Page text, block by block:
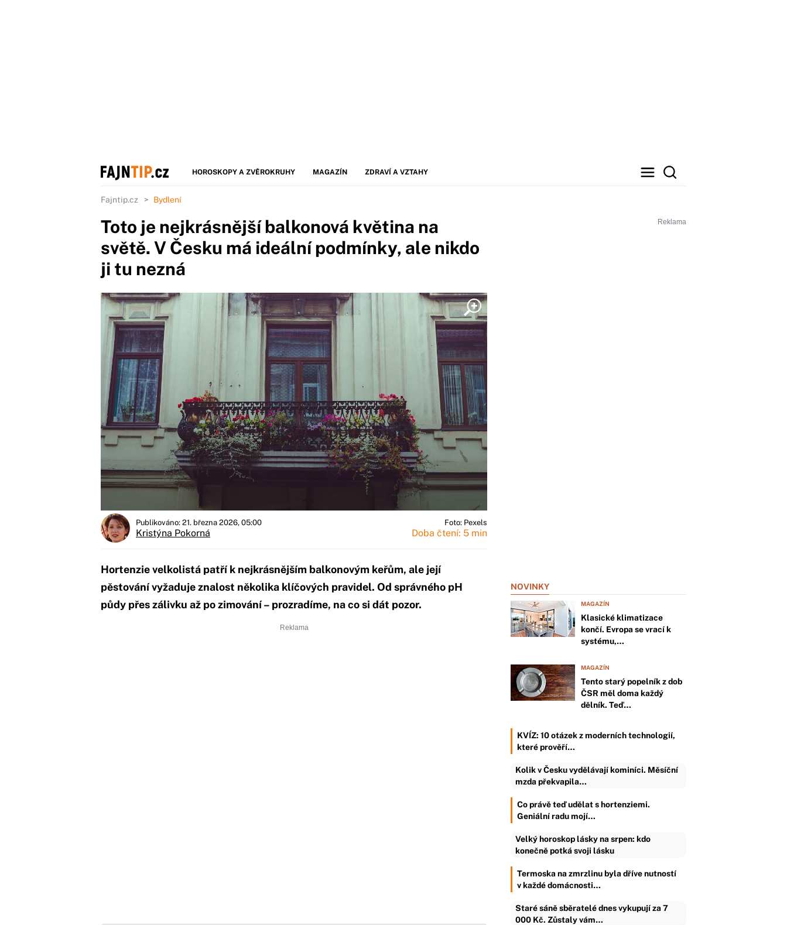
HOROSKOPY A ZVĚROKRUHY MAGAZÍN ZDRAVÍ A VZTAHY
Fajntip.cz Bydlení
Toto je nejkrásnější balkonová květina na
světě. V Česku má ideální podmínky, ale nikdo
ji tu nezná
Publikováno: 21. března 2026, 05:00
Kristýna Pokorná
Foto: Pexels
Doba čtení: 5 min
Hortenzie velkolistá patří k nejkrásnějším balkonovým keřům, ale její
pěstování vyžaduje znalost několika klíčových pravidel. Od správného pH
půdy přes zálivku až po zimování – prozradíme, na co si dát pozor.
NOVINKY
MAGAZÍN
Klasické klimatizace
končí. Evropa se vrací k
systému,…
MAGAZÍN
Tento starý popelník z dob
ČSR měl doma každý
dělník. Teď…
KVÍZ: 10 otázek z moderních technologií,
které prověří…
Kolik v Česku vydělávají kominíci. Měsíční
mzda překvapila…
Co právě teď udělat s hortenziemi.
Geniální radu mojí…
Velký horoskop lásky na srpen: kdo
konečně potká svoji lásku
Termoska na zmrzlinu byla dříve nutností
v každé domácnosti…
Staré sáně sběratelé dnes vykupují za 7
000 Kč. Zůstaly vám…